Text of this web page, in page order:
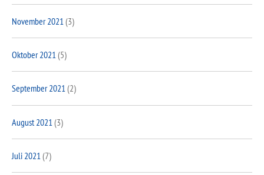
November 2021 (3)
Oktober 2021(5)
September 2021(2)
August 2021 (3)
Juli 2021(7)